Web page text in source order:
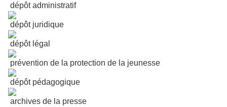
dépôt administratif
dépôt juridique
dépôt légal
prévention de la protection de la jeunesse
dépôt pédagogique
archives de la presse